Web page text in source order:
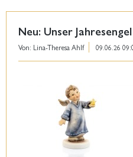
Neu: Unser
Von: Lina-Theresa Ahlf 09.06.26